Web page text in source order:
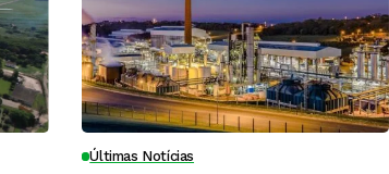
Últimas Notícias